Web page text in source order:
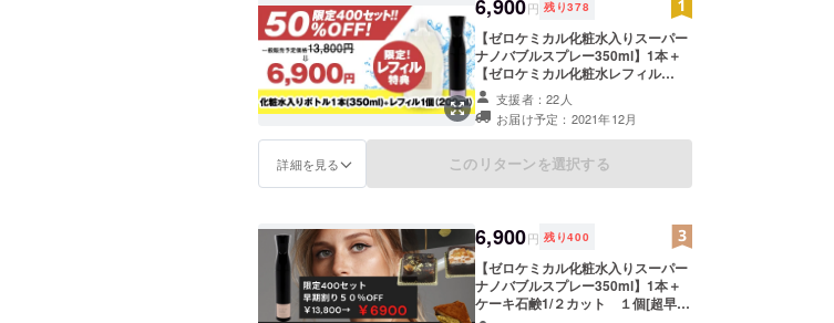
6,900円 残り378
【ゼロケミカル化粧水入りスーパー
ナノバブルスプレー350ml】1本＋
【ゼロケミカル化粧水レフィル
200ml】1個[超早割：一般販売予定
価格 13,800円の50%OFF！更に一
般販売予定価格3,000円（300ml）
のレフィルオリジナルサイズ
（200ml）をお付けします！]※ボト
支援者：22人
お届け予定：2021年12月
詳細を見る このリターンを選択する
6,900円 残り400
【ゼロケミカル化粧水入りスーパー
ナノバブルスプレー350ml】1本＋
ケーキ石鹸1/２カット １個[超早